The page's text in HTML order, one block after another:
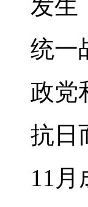
发生
统一
政党
抗日
11月